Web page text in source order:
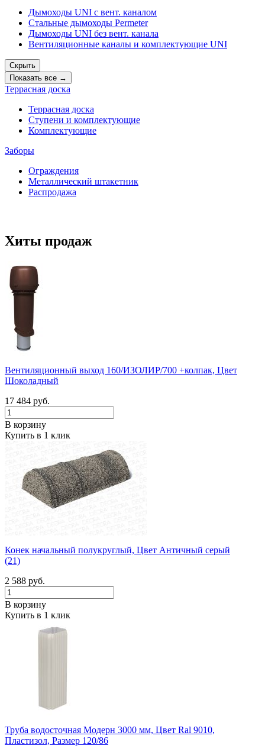
Дымоходы UNI с вент. каналом
Стальные дымоходы Permeter
Дымоходы UNI без вент. канала
Вентиляционные каналы и комплектующие UNI
Скрыть
Показать все →
Террасная доска
Террасная доска
Ступени и комплектующие
Комплектующие
Заборы
Ограждения
Металлический штакетник
Распродажа
Хиты продаж
Вентиляционный выход 160/ИЗОЛИР/700 +колпак, Цвет
Шоколадный
17 484 руб.
В корзину
Купить в 1 клик
Конек начальный полукруглый, Цвет Античный серый
(21)
2 588 руб.
В корзину
Купить в 1 клик
Труба водосточная Модерн 3000 мм, Цвет Ral 9010,
Пластизол, Размер 120/86